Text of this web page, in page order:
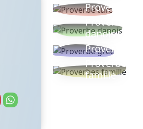
Proverbe turc
Proverbe
danois
Proverbe grec
Proverbes
famille